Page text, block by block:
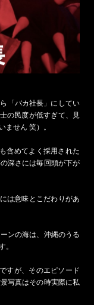
「バカ社長」にしてい
の民度が低すぎて、見
ません 笑）。
含めてよく採用された
深さには毎回頭が下が
は意味とこだわりがあ
ンの海は、沖縄のうる
。
すが、そのエピソード
写真はその時実際に私